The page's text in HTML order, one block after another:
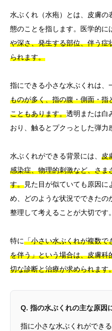
水ぶくれ（水疱）とは、皮膚の
態のことを指します。医学的に
や深さ、発生する部位、伴う
られます。
指にできる小さな水ぶくれは、
ものが多く、指の腹・側面・
こともあります。透明または白
おり、触るとプクっとした弾力
水ぶくれができる背景には、 皮
感染症、物理的刺激など、さ
す。見た目が似ていても原因
め、どのような状況でできたの
整理して考えることが大切です。
特に「小さい水ぶくれが複数で
を伴う」という場合は、皮膚
切な診断と治療が求められます
Q. 指の水ぶくれの主な原因
指に小さな水ぶくれができる